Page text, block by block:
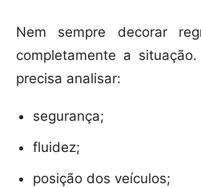
Nem sempre decorar
completamente a
precisa analisar:
segurança;
fluidez;
posição dos veículos;